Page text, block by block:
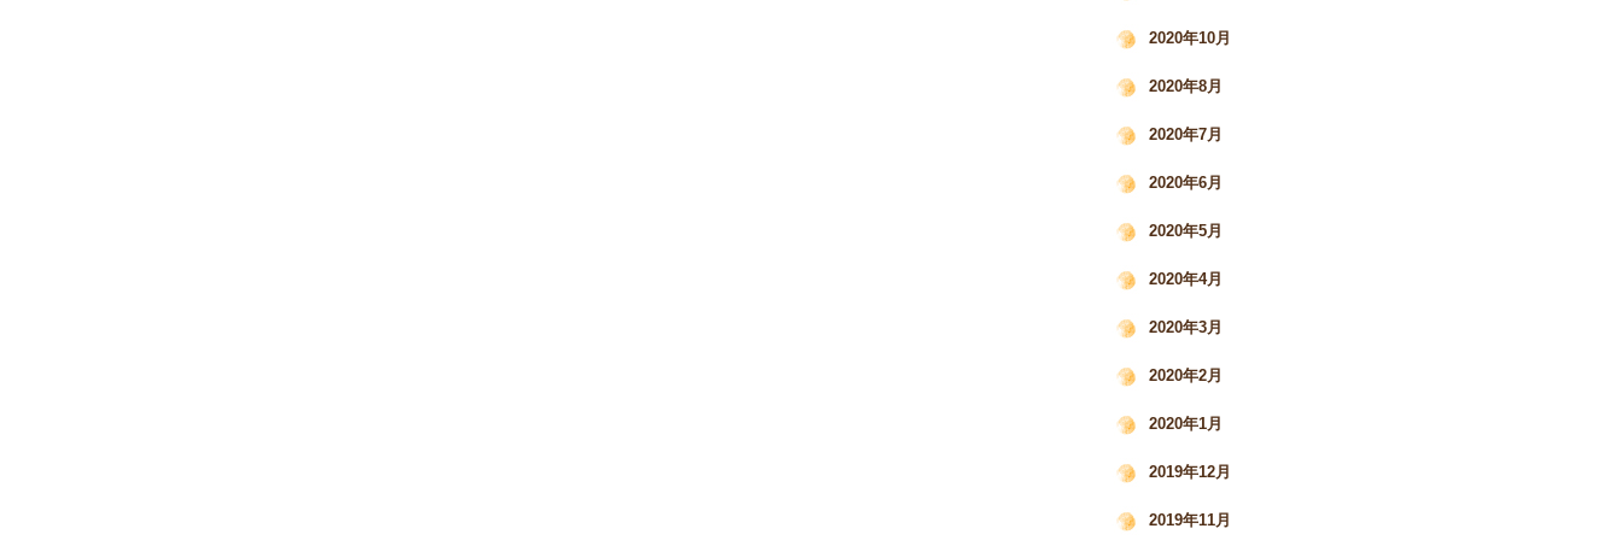
2020年10月
2020年8月
2020年7月
2020年6月
2020年5月
2020年4月
2020年3月
2020年2月
2020年1月
2019年12月
2019年11月